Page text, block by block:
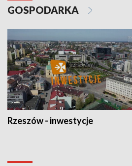
GOSPODARKA
Rzeszów - inwestycje